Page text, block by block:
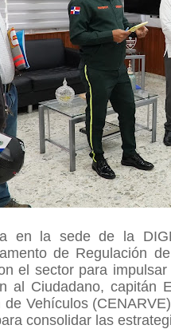
en la sede de la
de Regulación
el sector para
al Ciudadano, capitán
Vehículos
consolidar las